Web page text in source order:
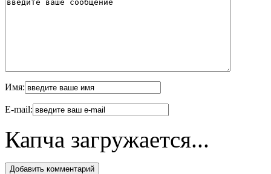
Имя:
E-mail:
Капча загружается...